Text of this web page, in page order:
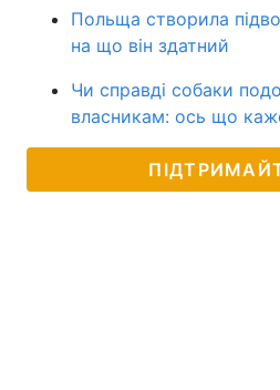
Польща створила
на що він здатний
Чи справді собаки
власникам: ось що